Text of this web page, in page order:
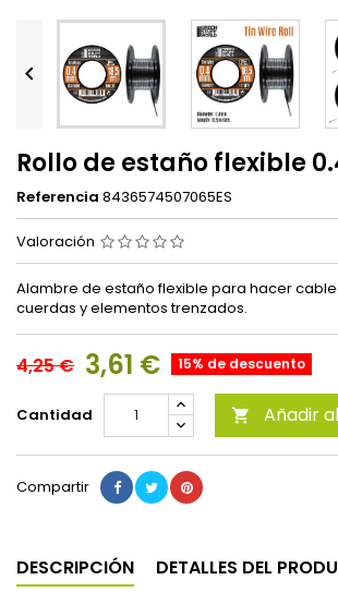

Rollo de estaño flexible
Referencia 8436574507065ES
Valoración
Alambre de estaño flexible para hacer
cuerdas y elementos trenzados.
4,25 € 3,61 € 15% de descuento
Cantidad  Añadir
Compartir
DESCRIPCIÓN
DETALLES DEL